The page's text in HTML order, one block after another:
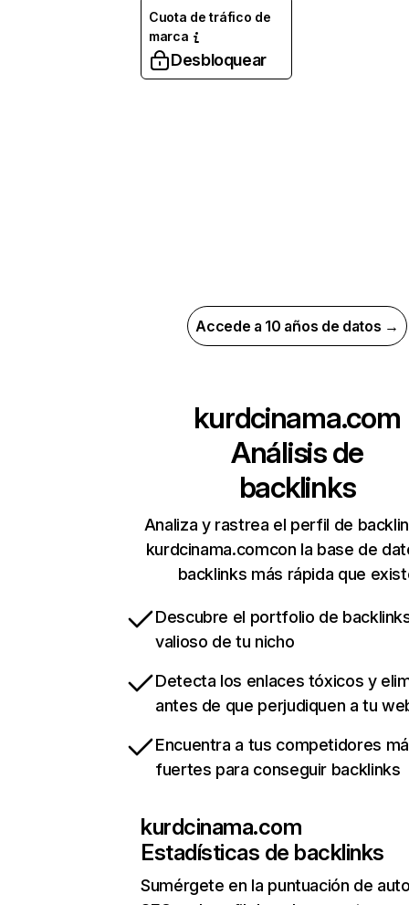
Cuota de tráfico de
marca
Desbloquear
Accede a 10 años de datos →
kurdcinama.com
Análisis de
backlinks
Analiza y rastrea el perfil de
kurdcinama.comcon la base de
backlinks más rápida que
Descubre el portfolio de
valioso de tu nicho
Detecta los enlaces tóxicos y
antes de que perjudiquen a tu
Encuentra a tus competidores
fuertes para conseguir backlinks
kurdcinama.com
Estadísticas de backlinks
Sumérgete en la puntuación de